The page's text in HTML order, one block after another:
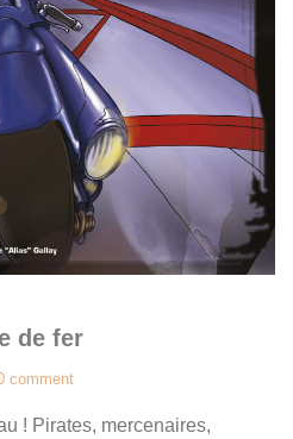
de fer
comment
! Pirates, mercenaires,